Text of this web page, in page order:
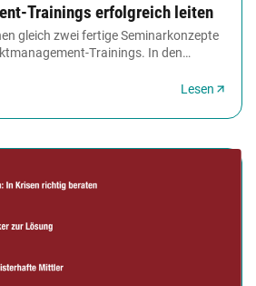
Trainings erfolgreich leiten
gleich zwei fertige Seminarkonzepte
Trainings. In den
Lesen